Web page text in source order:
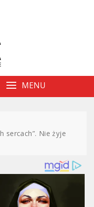
MENU
sercach”. Nie żyje